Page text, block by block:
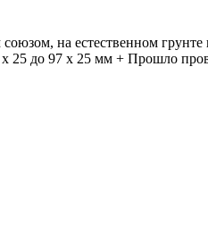
на естественном грунте
x 25 до 97 x 25 мм + Прошло